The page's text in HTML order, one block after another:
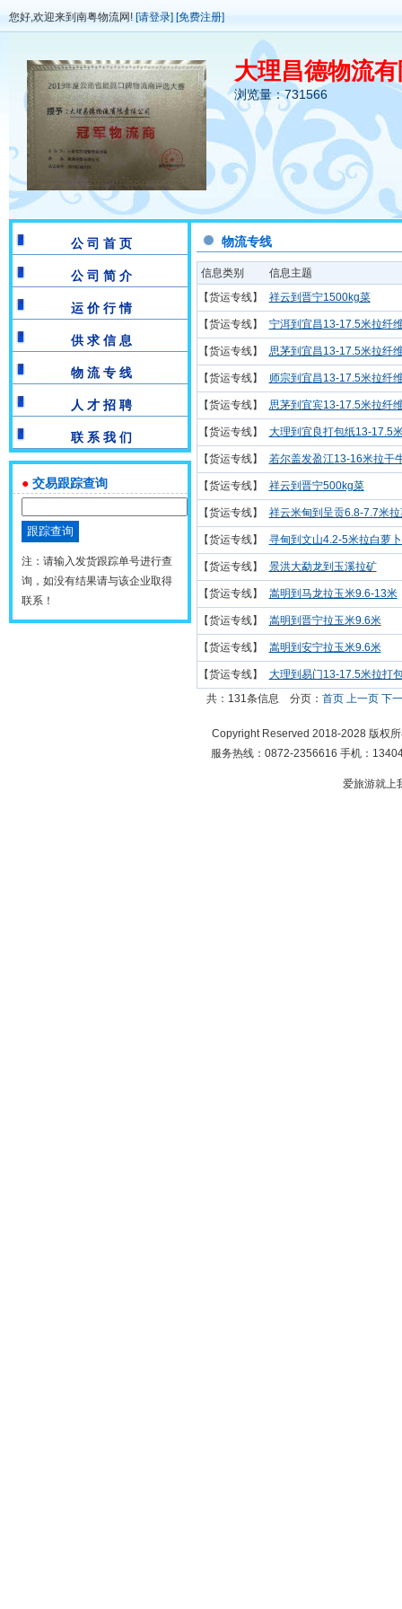
您好,欢迎来到南粤物流网! [请登录] [免费注册]
大理昌德物流
浏览量：731566
公 司 首 页
公 司 简 介
运 价 行 情
供 求 信 息
物 流 专 线
人 才 招 聘
联 系 我 们
● 交易跟踪查询
注：请输入发货跟踪单号进行查
询，如没有结果请与该企业取得
联系！
物流专线
信息类别
信息主题
【货运专线】
祥云到晋宁1500kg菜
【货运专线】 宁洱到宜昌13-17.5米拉纤
【货运专线】 思茅到宜昌13-17.5米拉纤
【货运专线】 师宗到宜昌13-17.5米拉纤
【货运专线】 思茅到宜宾13-17.5米拉纤
【货运专线】 大理到宜良打包纸13-17.5
【货运专线】 若尔盖发盈江13-16米拉干
【货运专线】 祥云到晋宁500kg菜
【货运专线】 祥云米甸到呈贡6.8-7.7米拉
【货运专线】 寻甸到文山4.2-5米拉白萝
【货运专线】 景洪大勐龙到玉溪拉矿
【货运专线】 嵩明到马龙拉玉米9.6-13米
【货运专线】 嵩明到晋宁拉玉米9.6米
【货运专线】 嵩明到安宁拉玉米9.6米
【货运专线】
大理到易门13-17.5米拉打
共：131条信息
分页： 首页 上一页 下
Copyright Reserved 2018-2028 版权
服务热线：0872-2356616 手机：
爱旅游就上